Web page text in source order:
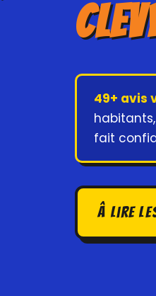
49+ avis
fait
â­ Lire